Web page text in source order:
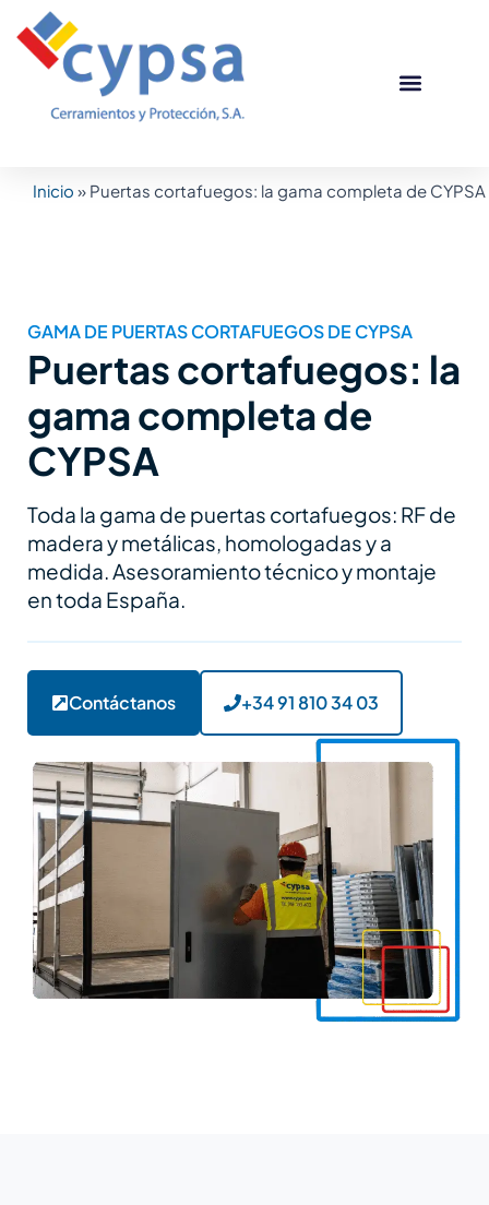
contenido
Inicio » Puertas cortafuegos: la gama completa de CYPSA
GAMA DE PUERTAS CORTAFUEGOS DE CYPSA
Puertas cortafuegos: la
gama completa de
CYPSA
Toda la gama de puertas cortafuegos: RF de
madera y metálicas, homologadas y a
medida. Asesoramiento técnico y montaje
en toda España.
Contáctanos +34 91 810 34 03